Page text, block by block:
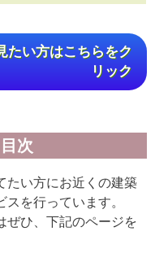
たい方はこちらをク
リック
次
たい方にお近くの建築
を行っています。
ぜひ、下記のページを